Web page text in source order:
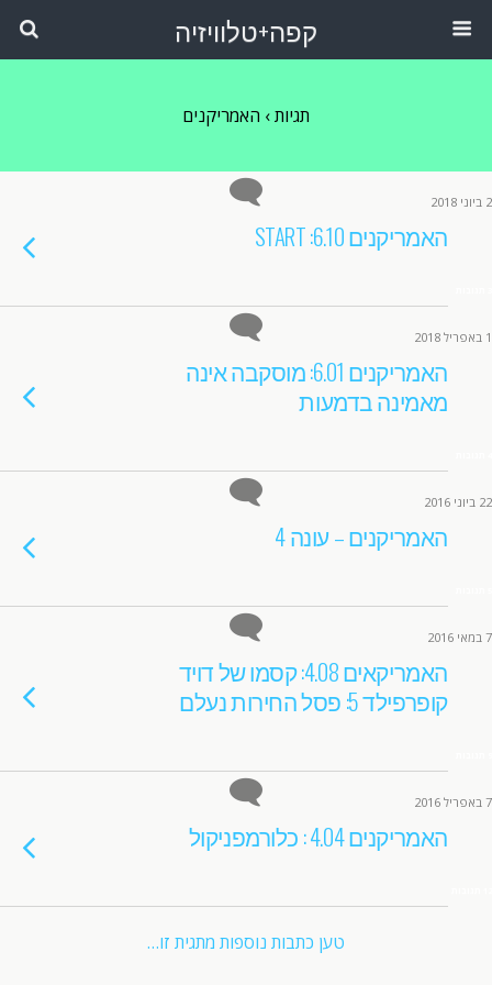
קפה+טלוויזיה
תגיות › האמריקנים
2 ביוני 2018
האמריקנים 6.10: START
1 באפריל 2018
האמריקנים 6.01: מוסקבה אינה
מאמינה בדמעות
22 ביוני 2016
האמריקנים – עונה 4
7 במאי 2016
האמריקאים 4.08: קסמו של דויד
קופרפילד 5: פסל החירות נעלם
7 באפריל 2016
האמריקנים 4.04 : כלורמפניקול
טען כתבות נוספות מתגית זו…